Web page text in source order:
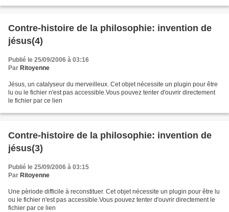
Contre-histoire de la philosophie: invention de
jésus(4)
Publié le 25/09/2006 à 03:16
Par Ritoyenne
Jésus, un catalyseur du merveilleux. Cet objet nécessite un plugin pour être
lu ou le fichier n'est pas accessible.Vous pouvez tenter d'ouvrir directement
le fichier par ce lien
Contre-histoire de la philosophie: invention de
jésus(3)
Publié le 25/09/2006 à 03:15
Par Ritoyenne
Une pèriode difficile à reconstituer. Cet objet nécessite un plugin pour être lu
ou le fichier n'est pas accessible.Vous pouvez tenter d'ouvrir directement le
fichier par ce lien